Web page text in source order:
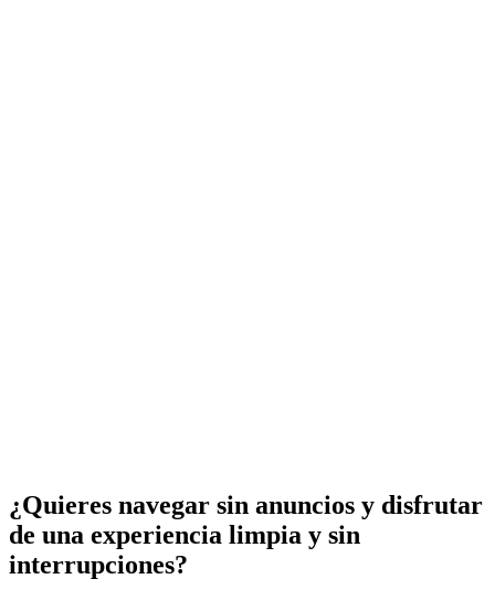
¿Quieres navegar sin anuncios y disfrutar
de una experiencia limpia y sin
interrupciones?